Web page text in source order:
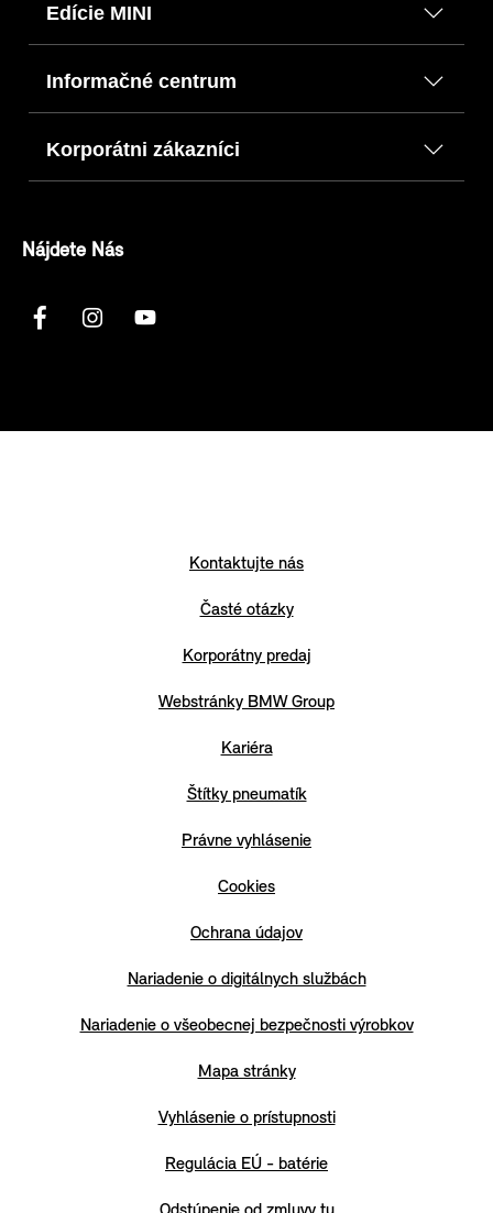
Edície MINI
Informačné centrum
Korporátni zákazníci
Nájdete Nás
Kontaktujte nás
Časté otázky
Korporátny predaj
Webstránky BMW Group
Kariéra
Štítky pneumatík
Právne vyhlásenie
Cookies
Ochrana údajov
Nariadenie o digitálnych službách
Nariadenie o všeobecnej bezpečnosti výrobkov
Mapa stránky
Vyhlásenie o prístupnosti
Regulácia EÚ - batérie